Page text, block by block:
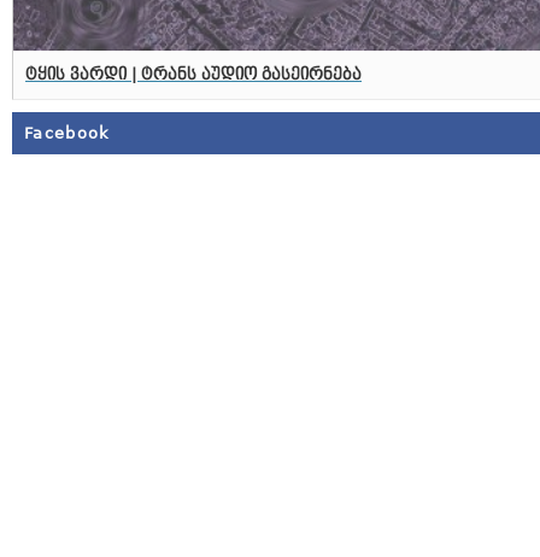
ტყის ვარდი | ტრანს აუდიო გასეირნება
Facebook